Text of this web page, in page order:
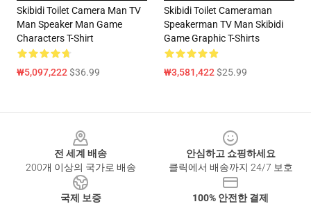
Skibidi Toilet Camera Man TV
Man Speaker Man Game
Characters T-Shirt
₩5,097,222$36.99
Skibidi Toilet Cameraman
Speakerman TV Man Skibidi
Game Graphic T-Shirts
₩3,581,422$25.99
전 세계 배송
200개 이상의 국가로 배송
안심하고 쇼핑하세요
클릭에서 배송까지 24/7 보호
국제 보증
100% 안전한 결제